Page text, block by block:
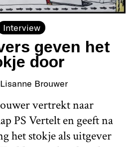
Interview
geven het
door
Lisanne Brouwer
vertrekt naar
PS Vertelt en geeft na
het stokje als uitgever